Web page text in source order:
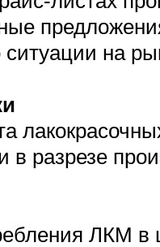
на
в разрезе
ЛКМ